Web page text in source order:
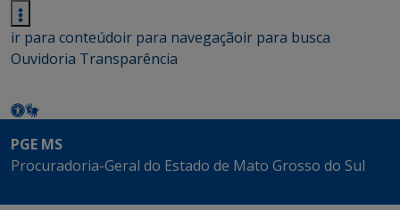
ir para conteúdoir para navegaçãoir para busca
Ouvidoria Transparência
PGE MS
Procuradoria-Geral do Estado de Mato Grosso do Sul